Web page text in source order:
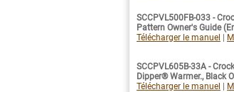
SCCPVL500FB-033 -
Pattern Owner's Guide
Télécharger le manuel |
SCCPVL605B-33A -
Dipper® Warmer., Black
Télécharger le manuel